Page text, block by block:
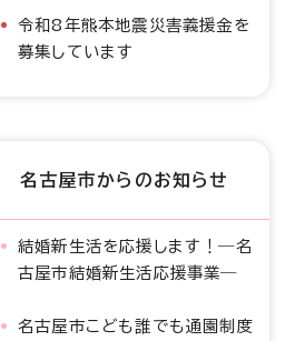
令和8年熊本地震災害義援金を
募集しています
名古屋市からのお知らせ
結婚新生活を応援します！―名
古屋市結婚新生活応援事業―
名古屋市こども誰でも通園制度